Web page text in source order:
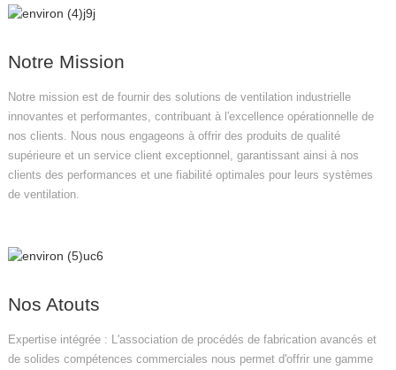
Notre Mission
Notre mission est de fournir des solutions de ventilation industrielle
innovantes et performantes, contribuant à l'excellence opérationnelle de
nos clients. Nous nous engageons à offrir des produits de qualité
supérieure et un service client exceptionnel, garantissant ainsi à nos
clients des performances et une fiabilité optimales pour leurs systèmes
de ventilation.
Nos Atouts
Expertise intégrée : L'association de procédés de fabrication avancés et
de solides compétences commerciales nous permet d'offrir une gamme